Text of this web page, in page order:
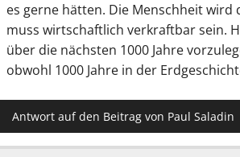
es gerne hätten. Die Menschheit wird
muss wirtschaftlich verkraftbar sein.
über die nächsten 1000 Jahre
obwohl 1000 Jahre in der
Antwort auf den Beitrag von Paul Saladin